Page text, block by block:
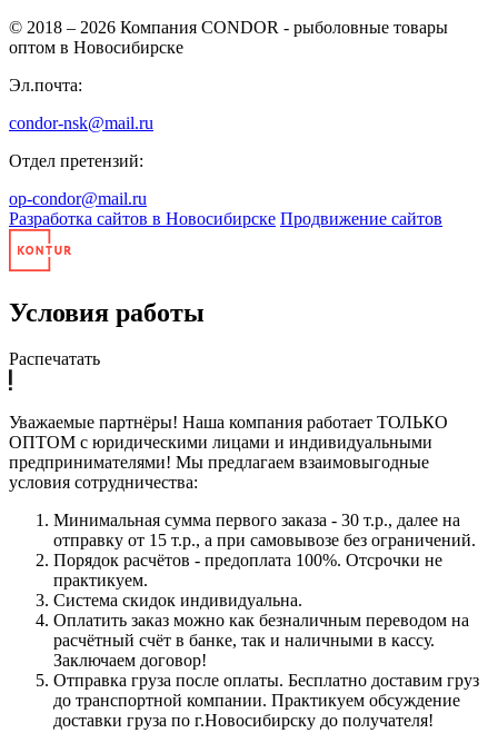
© 2018 – 2026 Компания CONDOR - рыболовные товары
оптом в Новосибирске
Эл.почта:
condor-nsk@mail.ru
Отдел претензий:
op-condor@mail.ru
Разработка сайтов в Новосибирске Продвижение сайтов
Условия работы
Распечатать
Уважаемые партнёры! Наша компания работает ТОЛЬКО
ОПТОМ с юридическими лицами и индивидуальными
предпринимателями! Мы предлагаем взаимовыгодные
условия сотрудничества:
Минимальная сумма первого заказа - 30 т.р., далее на
отправку от 15 т.р., а при самовывозе без ограничений.
Порядок расчётов - предоплата 100%. Отсрочки не
практикуем.
Система скидок индивидуальна.
Оплатить заказ можно как безналичным переводом на
расчётный счёт в банке, так и наличными в кассу.
Заключаем договор!
Отправка груза после оплаты. Бесплатно доставим груз
до транспортной компании. Практикуем обсуждение
доставки груза по г.Новосибирску до получателя!